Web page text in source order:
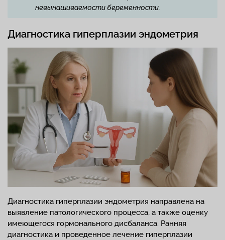
невынашиваемости беременности.
Диагностика гиперплазии эндометрия
Диагностика гиперплазии эндометрия направлена на
выявление патологического процесса, а также оценку
имеющегося гормонального дисбаланса. Ранняя
диагностика и проведенное лечение гиперплазии